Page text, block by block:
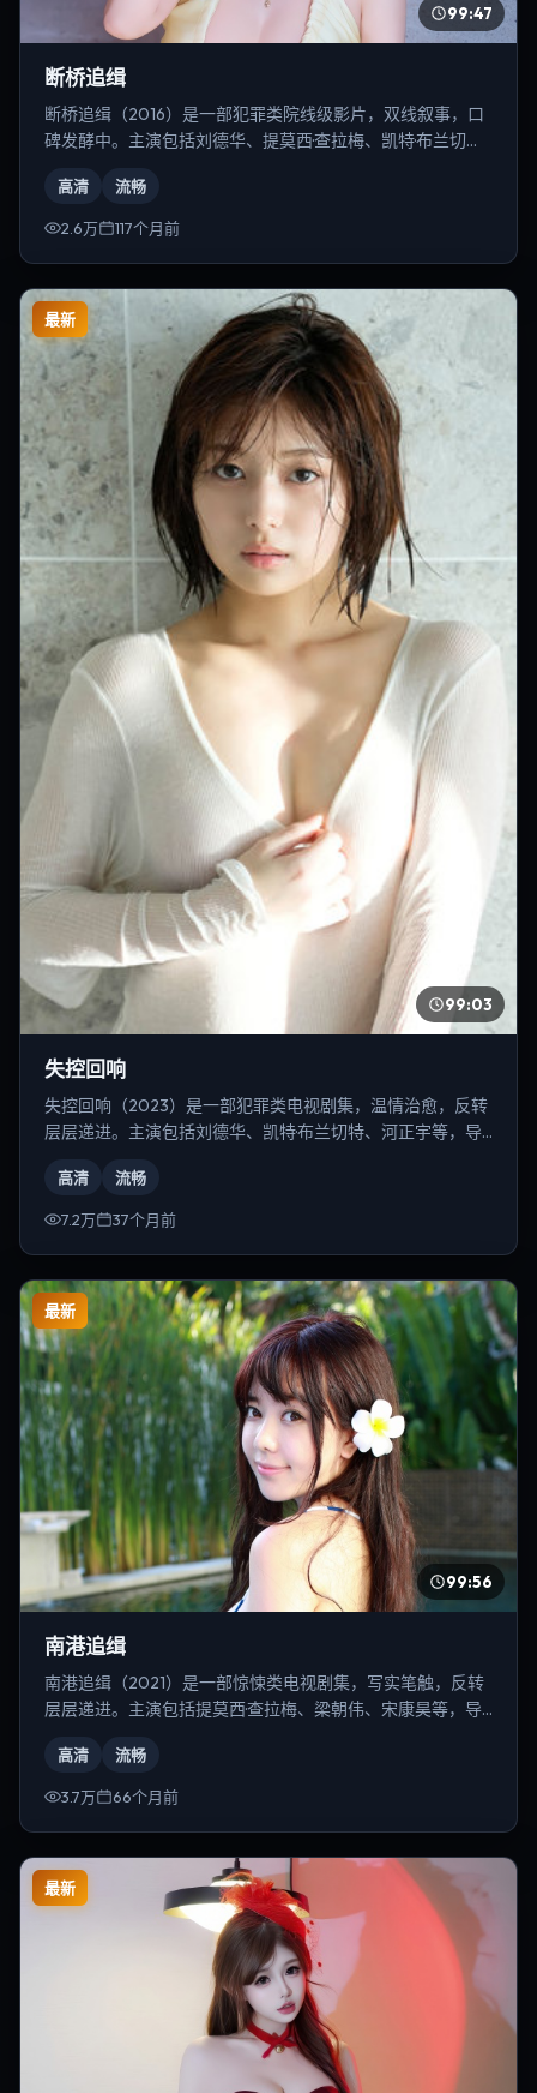
99:47
断桥追缉
断桥追缉（2016）是一部犯罪类院线级影片，双线叙事，口
碑发酵中。主演包括刘德华、提莫西·查拉梅、凯特·布兰切特
高清 流畅
2.6万 117个月前
最新
99:03
失控回响
失控回响（2023）是一部犯罪类电视剧集，温情治愈，反转
层层递进。主演包括刘德华、凯特·布兰切特、河正宇等，导
高清 流畅
7.2万 37个月前
最新
99:56
南港追缉
南港追缉（2021）是一部惊悚类电视剧集，写实笔触，反转
层层递进。主演包括提莫西·查拉梅、梁朝伟、宋康昊等，导
高清 流畅
3.7万 66个月前
最新